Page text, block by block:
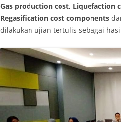
Gas production cost, Liquefaction
Regasification cost components
dilakukan ujian tertulis sebagai